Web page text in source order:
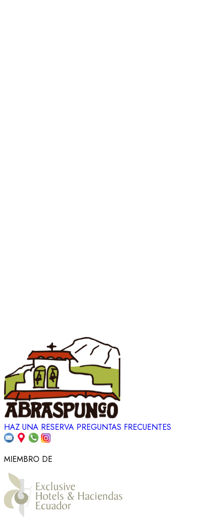
HAZ UNA RESERVA PREGUNTAS FRECUENTES
MIEMBRO DE